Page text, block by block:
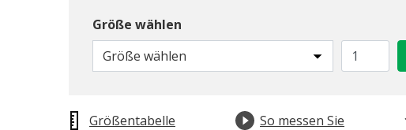
Größe wählen
Größe wählen
Größentabelle So messen Sie